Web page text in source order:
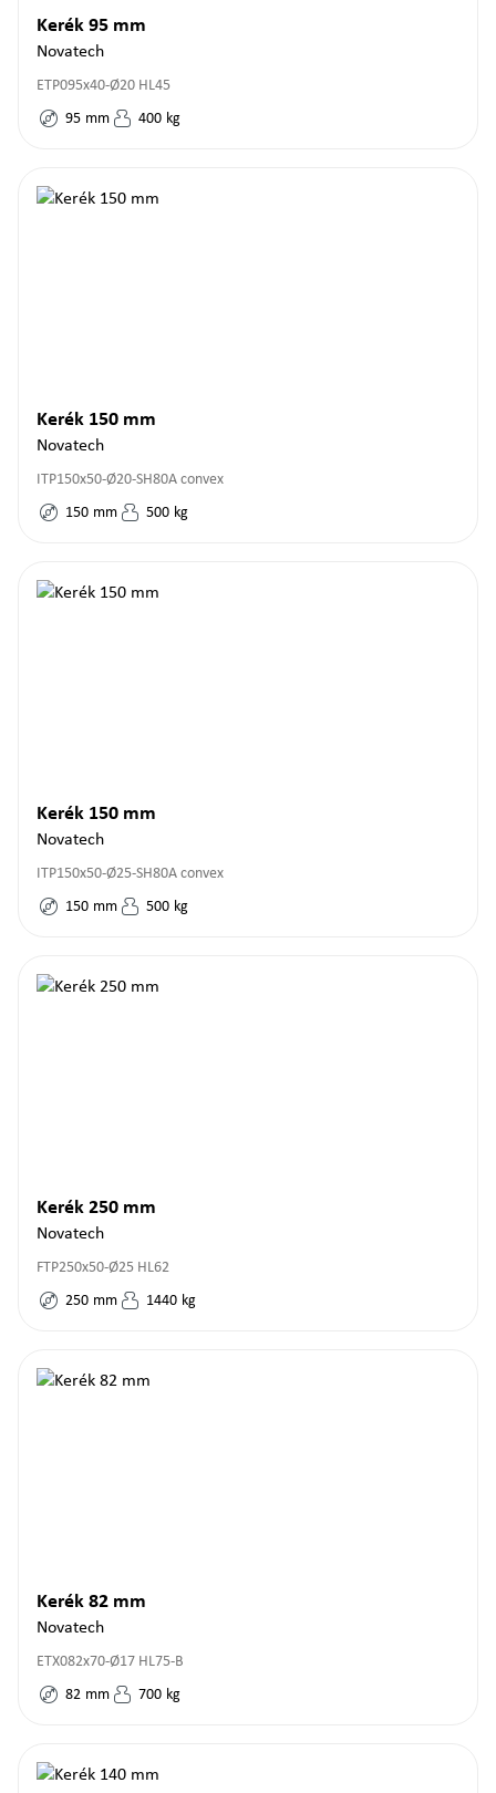
Kerék 95 mm
Novatech
ETP095x40-Ø20 HL45
95 mm 400 kg
Kerék 150 mm
Novatech
ITP150x50-Ø20-SH80A convex
150 mm 500 kg
Kerék 150 mm
Novatech
ITP150x50-Ø25-SH80A convex
150 mm 500 kg
Kerék 250 mm
Novatech
FTP250x50-Ø25 HL62
250 mm 1440 kg
Kerék 82 mm
Novatech
ETX082x70-Ø17 HL75-B
82 mm 700 kg